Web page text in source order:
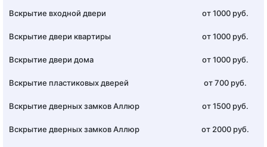
Вскрытие входной двери от 1000 руб.
Вскрытие двери квартиры от 1000 руб.
Вскрытие двери дома от 1000 руб.
Вскрытие пластиковых дверей от 700 руб.
Вскрытие дверных замков Аллюр от 1500 руб.
Вскрытие дверных замков Аллюр от 2000 руб.